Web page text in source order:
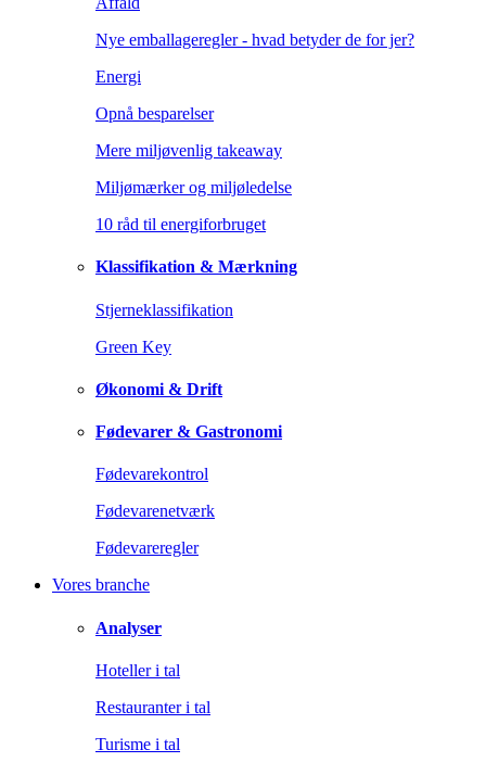
Nye emballageregler - hvad betyder de for jer?
Energi
Opnå besparelser
Mere miljøvenlig takeaway
Miljømærker og miljøledelse
10 råd til energiforbruget
Klassifikation & Mærkning
Stjerneklassifikation
Green Key
Økonomi & Drift
Fødevarer & Gastronomi
Fødevarekontrol
Fødevarenetværk
Fødevareregler
Vores branche
Analyser
Hoteller i tal
Restauranter i tal
Turisme i tal